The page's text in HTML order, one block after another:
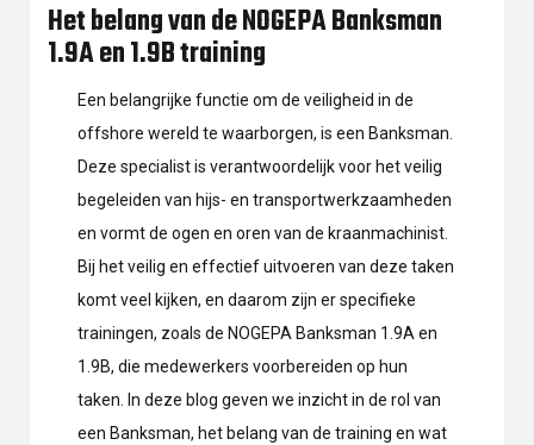
Het belang van de NOGEPA Banksman
1.9A en 1.9B training
Een belangrijke functie om de veiligheid in de
offshore wereld te waarborgen, is een Banksman.
Deze specialist is verantwoordelijk voor het veilig
begeleiden van hijs- en transportwerkzaamheden
en vormt de ogen en oren van de kraanmachinist.
Bij het veilig en effectief uitvoeren van deze taken
komt veel kijken, en daarom zijn er specifieke
trainingen, zoals de NOGEPA Banksman 1.9A en
1.9B, die medewerkers voorbereiden op hun
taken. In deze blog geven we inzicht in de rol van
een Banksman, het belang van de training en wat